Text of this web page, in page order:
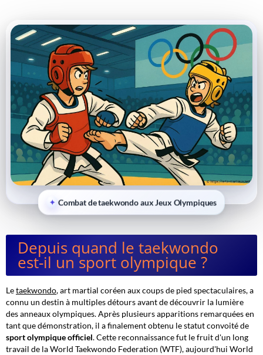
Combat de taekwondo aux Jeux Olympiques
Depuis quand le taekwondo
est-il un sport olympique ?
Letaekwondo, art martial coréen aux coups de pied spectaculaires, a
connu un destin à multiples détours avant de découvrir la lumière
des anneaux olympiques. Après plusieurs apparitions remarquées en
tant que démonstration, il a finalement obtenu le statut convoité de
sport olympique officiel. Cette reconnaissance fut le fruit d'un long
travail de laWorld Taekwondo Federation (WTF), aujourd'hui World